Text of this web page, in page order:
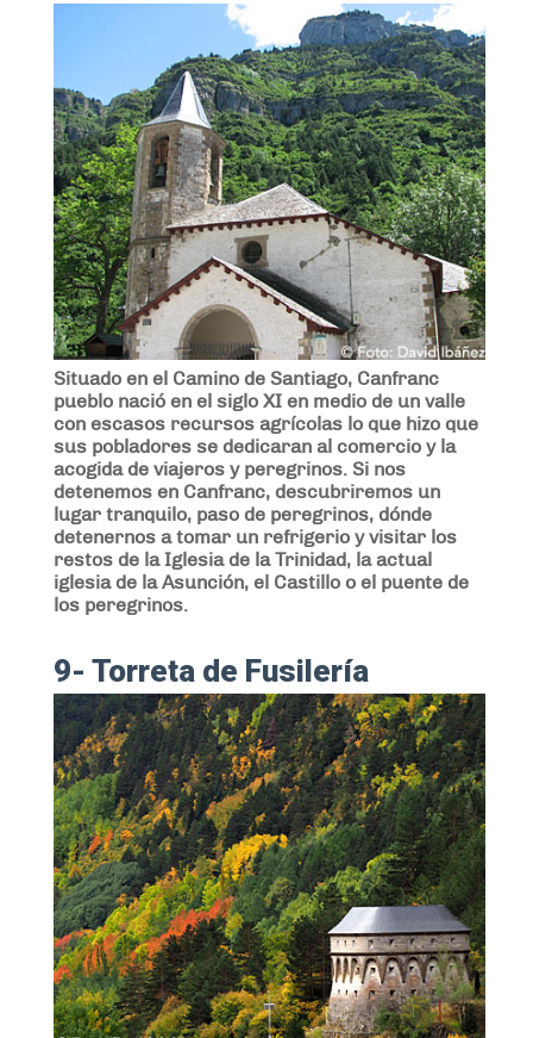
Situado en el Camino de Santiago, Canfranc
pueblo nació en el siglo XI en medio de un valle
con escasos recursos agrícolas lo que hizo que
sus pobladores se dedicaran al comercio y la
acogida de viajeros y peregrinos. Si nos
detenemos en Canfranc, descubriremos un
lugar tranquilo, paso de peregrinos, dónde
detenernos a tomar un refrigerio y visitar los
restos de la Iglesia de la Trinidad, la actual
iglesia de la Asunción, el Castillo o el puente de
los peregrinos.
9- Torreta de Fusilería